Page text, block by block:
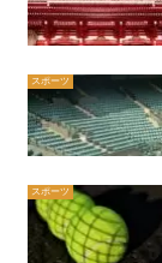
スポーツ
スポーツ